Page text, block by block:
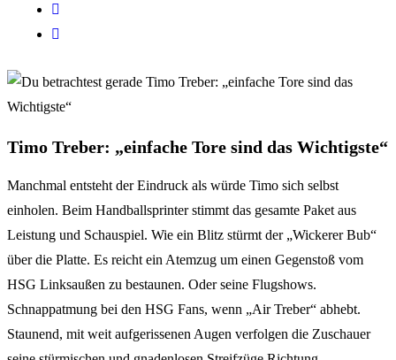
Timo Treber: „einfache Tore sind das Wichtigste“
Manchmal entsteht der Eindruck als würde Timo sich selbst
einholen. Beim Handballsprinter stimmt das gesamte Paket aus
Leistung und Schauspiel. Wie ein Blitz stürmt der „Wickerer Bub“
über die Platte. Es reicht ein Atemzug um einen Gegenstoß vom
HSG Linksaußen zu bestaunen. Oder seine Flugshows.
Schnappatmung bei den HSG Fans, wenn „Air Treber“ abhebt.
Staunend, mit weit aufgerissenen Augen verfolgen die Zuschauer